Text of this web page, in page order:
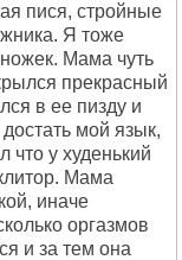
пися, стройные
Я тоже
Мама чуть
прекрасный
в ее пизду и
мой язык,
что у худенький
Мама
иначе
оргазмов
и за тем она